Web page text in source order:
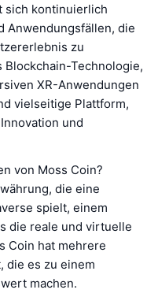
sich kontinuierlich
Anwendungsfällen, die
zu
Blockchain-Technologie,
XR-Anwendungen
vielseitige Plattform,
und
von Moss Coin?
die eine
spielt, einem
die reale und virtuelle
Coin hat mehrere
die es zu einem
machen.